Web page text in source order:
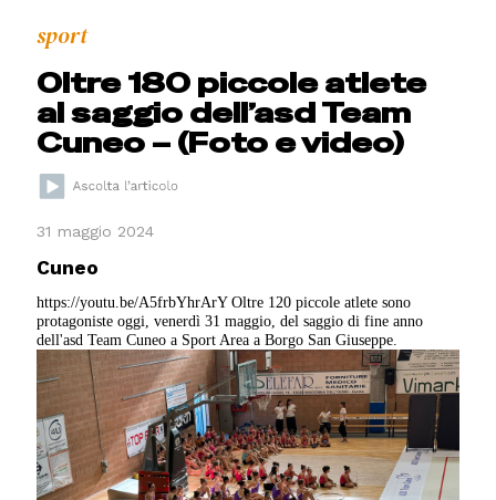
sport
Oltre 180 piccole atlete
al saggio dell’asd Team
Cuneo – (Foto e video)
31 maggio 2024
Cuneo
https://youtu.be/A5frbYhrArY Oltre 120 piccole atlete sono
protagoniste oggi, venerdì 31 maggio, del saggio di fine anno
dell'asd Team Cuneo a Sport Area a Borgo San Giuseppe.